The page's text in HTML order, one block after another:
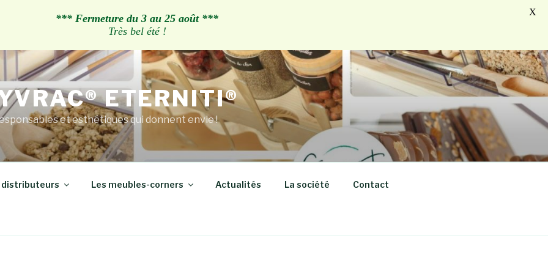
ETERNITI®
et esthétiques qui donnent envie !
distributeurs Les meubles-corners Actualités La société Contact
*** Fermeture du 3 au 25 août ***
Très bel été !
X